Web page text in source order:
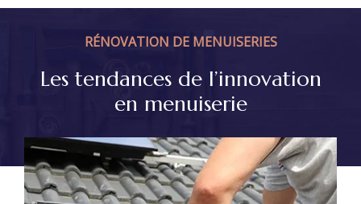
RÉNOVATION DE MENUISERIES
Les tendances de l’innovation
en menuiserie